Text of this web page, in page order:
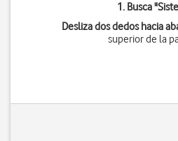
1. Busca "
Desliza dos dedos hacia
superior de la